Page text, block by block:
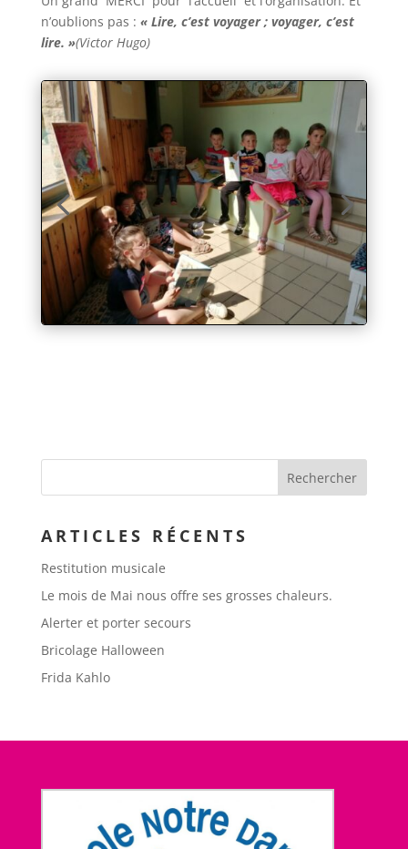
n’oublions pas : « Lire, c’est voyager ; voyager, c’est
lire. »(Victor Hugo)
ARTICLES RÉCENTS
Restitution musicale
Le mois de Mai nous offre ses grosses chaleurs.
Alerter et porter secours
Bricolage Halloween
Frida Kahlo